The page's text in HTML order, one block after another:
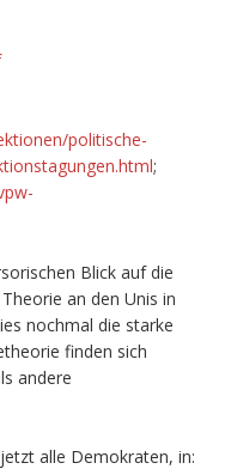
politische-
;
Blick auf die
an den Unis in
nochmal die starke
finden sich
andere
alle Demokraten, in: